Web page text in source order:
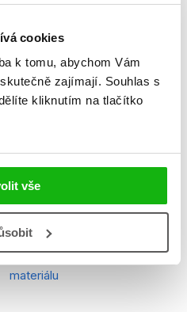
cookies
k tomu, abychom Vám
zajímají. Souhlas s
kliknutím na tlačítko
vše
Roblox Top Role Playing
Games
9788025246009
8
Kniha
vázaná s potahem z jiného
materiálu